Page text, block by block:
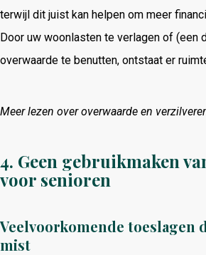
terwijl dit juist kan helpen om meer
Door uw woonlasten te verlagen of (een
overwaarde te benutten, ontstaat er
Meer lezen over overwaarde en
4. Geen gebruikmaken
voor senioren
Veelvoorkomende toeslagen
mist